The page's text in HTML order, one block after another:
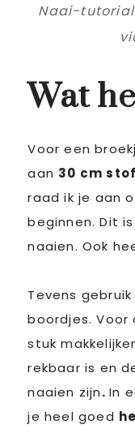
Naai-tutorial
Wat
Voor een
aan 30 cm
raad ik je aan
beginnen. Dit
naaien. Ook
Tevens gebruik
boordjes.
stuk
rekbaar is en
naaien zijn. In
je heel goed